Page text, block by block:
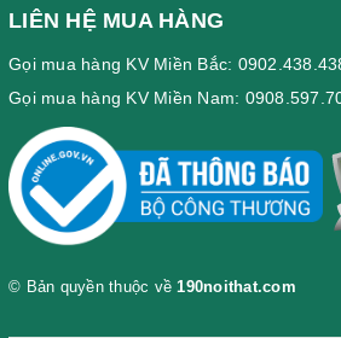
LIÊN HỆ MUA HÀNG
Gọi mua hàng KV Miền Bắc:
Gọi mua hàng KV Miền Nam:
© Bản quyền thuộc về190noithat.com